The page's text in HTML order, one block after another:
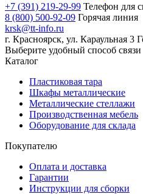
+7 (391) 219-29-99 Телефон для
8 (800) 500-92-09 Горячая линия
krsk@tt-info.ru
г. Красноярск, ул. Караульная 3
Выберите удобный способ связи
Каталог
Пластиковая тара
Шкафы металлические
Металлические стеллажи
Производственная мебель
Оборудование для склада
Покупателю
Оплата и доставка
Гарантии
Инструкции для сборки